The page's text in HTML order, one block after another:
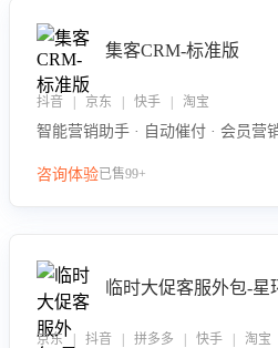
集客CRM-标准版
抖音 | 京东 | 快手 | 淘宝
智能营销助手 · 自动催付 · 会员营
咨询体验已售99+
临时大促客服外包-星
京东 | 抖音 | 拼多多 | 快手 | 淘宝